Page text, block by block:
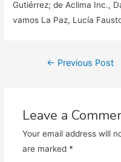
Gutiérrez; de Aclima Inc.,
vamos La Paz, Lucía
Post← Previous Post
Leave a
Your email address will
are marked *